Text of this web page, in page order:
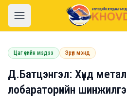
khovd.mn
Цаг үеийн мэдээ Эрүүл мэнд
Д.Батцэнгэл: Хүнд
лобараторийн